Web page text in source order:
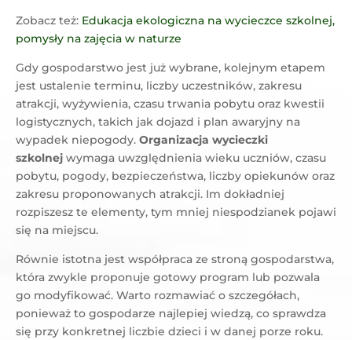
Zobacz też: Edukacja ekologiczna na wycieczce szkolnej,
pomysły na zajęcia w naturze
Gdy gospodarstwo jest już wybrane, kolejnym etapem
jest ustalenie terminu, liczby uczestników, zakresu
atrakcji, wyżywienia, czasu trwania pobytu oraz kwestii
logistycznych, takich jak dojazd i plan awaryjny na
wypadek niepogody. Organizacja wycieczki
szkolnej wymaga uwzględnienia wieku uczniów, czasu
pobytu, pogody, bezpieczeństwa, liczby opiekunów oraz
zakresu proponowanych atrakcji. Im dokładniej
rozpiszesz te elementy, tym mniej niespodzianek pojawi
się na miejscu.
Równie istotna jest współpraca ze stroną gospodarstwa,
która zwykle proponuje gotowy program lub pozwala
go modyfikować. Warto rozmawiać o szczegółach,
ponieważ to gospodarze najlepiej wiedzą, co sprawdza
się przy konkretnej liczbie dzieci i w danej porze roku.